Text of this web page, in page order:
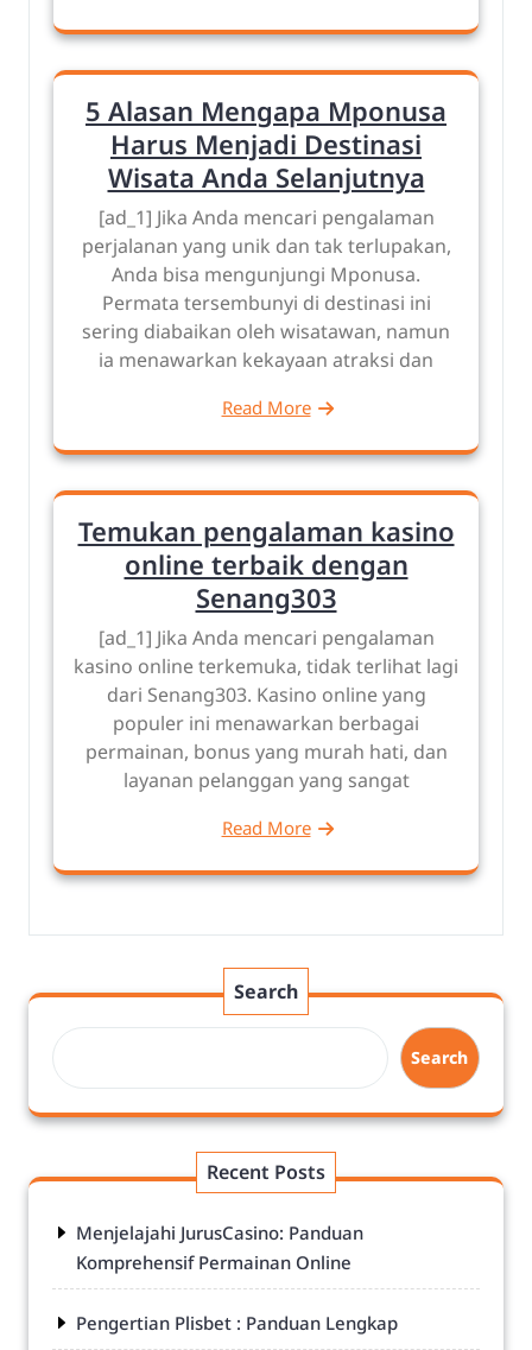
5 Alasan Mengapa Mponusa
Harus Menjadi Destinasi
Wisata Anda Selanjutnya
[ad_1] Jika Anda mencari pengalaman
perjalanan yang unik dan tak terlupakan,
Anda bisa mengunjungi Mponusa.
Permata tersembunyi di destinasi ini
sering diabaikan oleh wisatawan, namun
ia menawarkan kekayaan atraksi dan
Read More
Temukan pengalaman kasino
online terbaik dengan
Senang303
[ad_1] Jika Anda mencari pengalaman
kasino online terkemuka, tidak terlihat lagi
dari Senang303. Kasino online yang
populer ini menawarkan berbagai
permainan, bonus yang murah hati, dan
layanan pelanggan yang sangat
Read More
Search
Search
Recent Posts
Menjelajahi JurusCasino: Panduan
Komprehensif Permainan Online
Pengertian Plisbet : Panduan Lengkap